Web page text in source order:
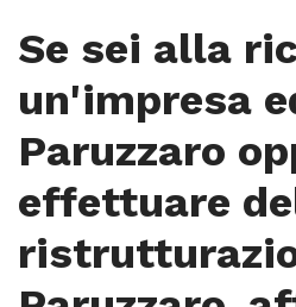
Se sei alla
un'impresa
Paruzzaro
effettuare